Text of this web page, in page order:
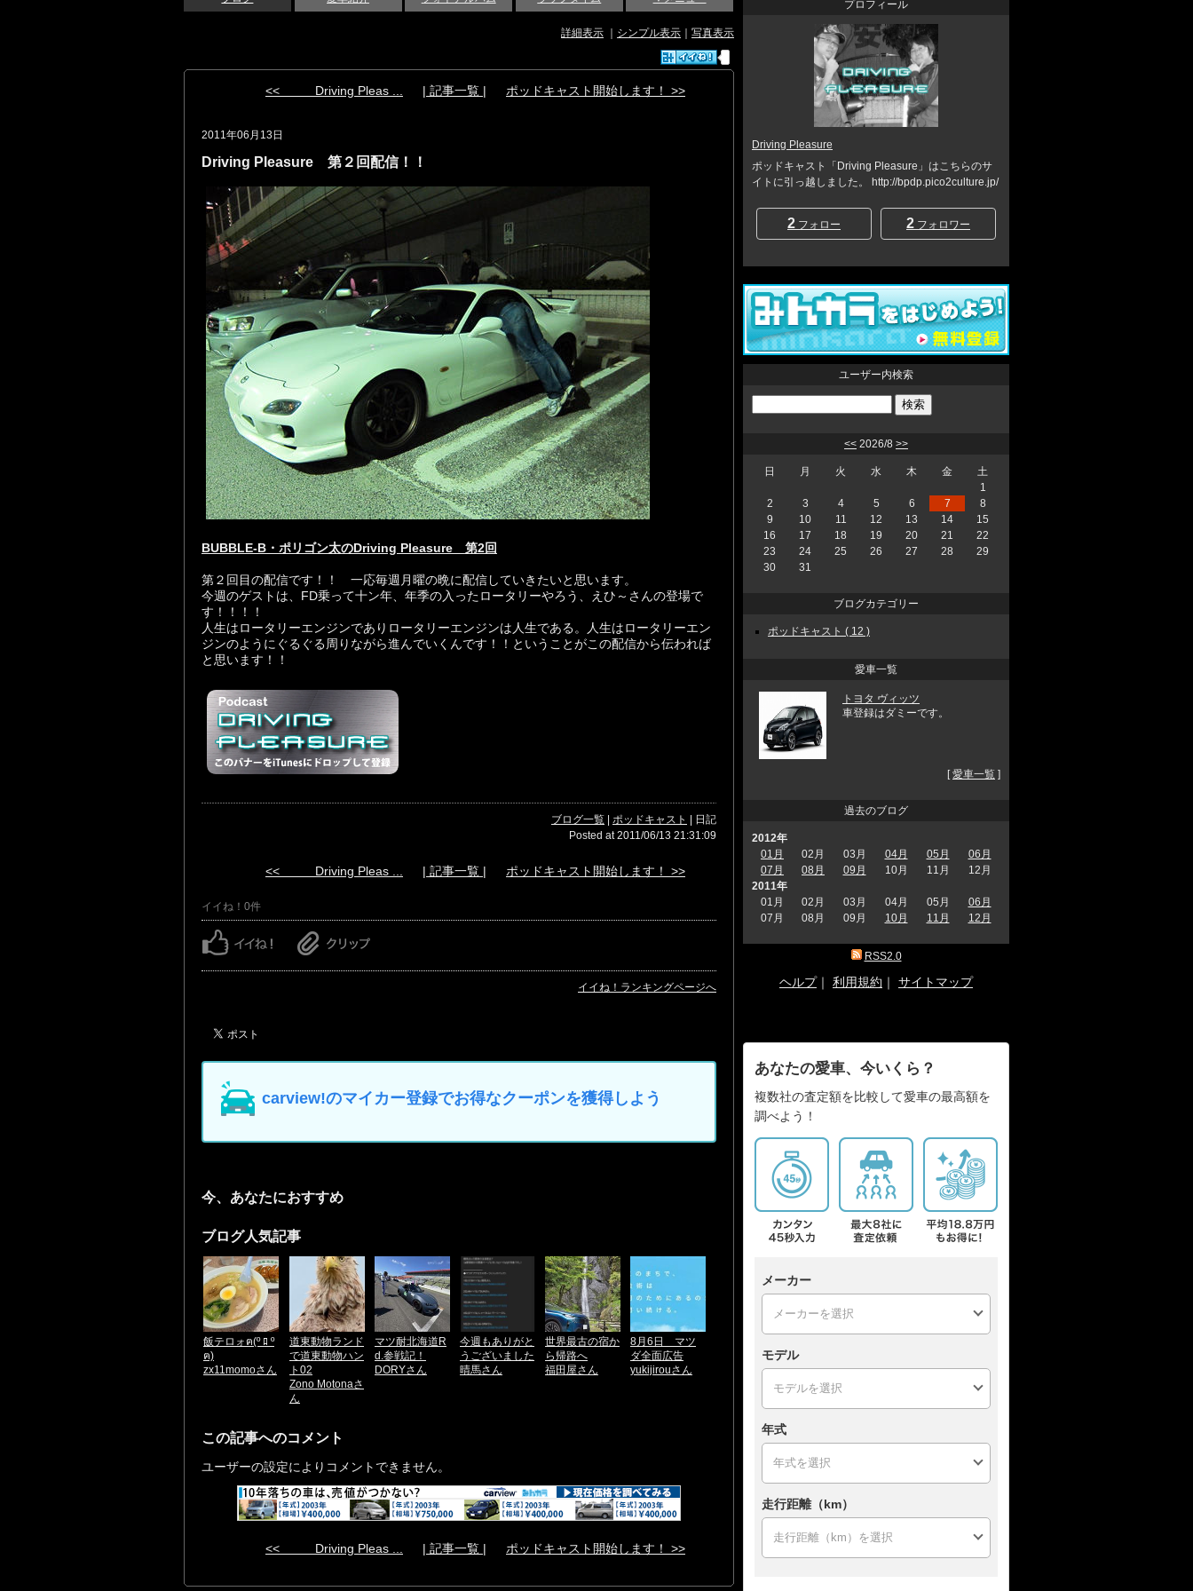
詳細表示 シンプル表示 写真表示
<< Driving Pleas ... | 記事一覧 | ポッドキャスト開始します！ >>
2011年06月13日
Driving Pleasure 第２回配信！！
BUBBLE-B・ポリゴン太のDriving Pleasure 第2回
第２回目の配信です！！ 一応毎週月曜の晩に配信していきたいと思います。
今週のゲストは、FD乗って十ン年、年季の入ったロータリーやろう、えひ～さんの登場で
す！！！！
人生はロータリーエンジンでありロータリーエンジンは人生である。人生はロータリーエン
ジンのようにぐるぐる周りながら進んでいくんです！！ということがこの配信から伝われば
と思います！！
ブログ一覧 ポッドキャスト
| 日記
Posted at 2011/06/13 21:31:09
<< Driving Pleas ... | 記事一覧 | ポッドキャスト開始します！ >>
イイね！0件
イイね！ランキングページへ
carview!のマイカー登録でお得なクーポンを獲得しよう
今、あなたにおすすめ
ブログ人気記事
飯テロォฅ(º ﾛ º
ฅ)
zx11momoさん
道東動物ランド
で道東動物ハン
ト02
Zono Motonaさ
ん
マツ耐北海道R
d.参戦記！
DORYさん
今週もありがと
うございました
晴馬さん
世界最古の宿か
ら帰路へ
福田屋さん
8月6日 マツ
ダ全面広告
yukijirouさん
この記事へのコメント
ユーザーの設定によりコメントできません。
<< Driving Pleas ... | 記事一覧 | ポッドキャスト開始します！ >>
プロフィール
Driving Pleasure
ポッドキャスト「Driving Pleasure」はこちらのサ
イトに引っ越しました。 http://bpdp.pico2culture.jp/
2 フォロー 2 フォロワー
ユーザー内検索
<< 2026/8 >>
日 月 火 水 木 金
土
1
2
3 4 5 6 7
8
9
10 11 12 13 14
15
16
17 18 19 20 21
22
23
24 25 26 27 28
29
30
31
ブログカテゴリー
ポッドキャスト ( 12 )
愛車一覧
トヨタ ヴィッツ
車登録はダミーです。
[愛車一覧 ]
過去のブログ
2012年
01月
02月 03月 04月 05月
06月
07月
08月 09月 10月 11月
12月
2011年
01月
02月 03月 04月 05月
06月
07月
08月 09月 10月 11月 12月
RSS2.0
ヘルプ｜ 利用規約 ｜ サイトマップ
あなたの愛車、今いくら？
複数社の査定額を比較して愛車の最高額を
調べよう！
メーカー
モデル
年式
走行距離（km）